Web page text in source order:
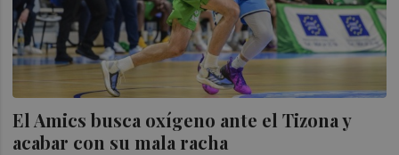
El Amics busca oxígeno ante el Tizona y
acabar con su mala racha